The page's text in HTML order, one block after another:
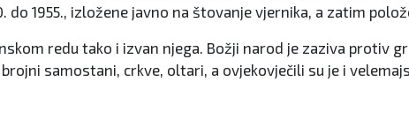
do 1955., izložene javno na štovanje vjernika, a zatim
redu tako i izvan njega. Božji narod je zaziva protiv
samostani, crkve, oltari, a ovjekovječili su je i